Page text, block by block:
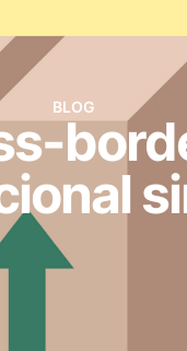
BLOG